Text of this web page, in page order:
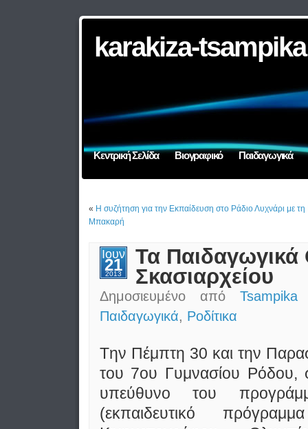
karakiza-tsampika
Κεντρική Σελίδα Βιογραφικό Παιδαγωγικά
« Η συζήτηση για την Εκπαίδευση στο Ράδιο Λυχνάρι με
Μπακαρή
Ιουν
21
2013
Τα
Σκασιαρχείου
Δημοσιευμένο από Tsampika
Παιδαγωγικά, Ροδίτικα
Tην Πέμπτη 30 και την
του 7ου Γυμνασίου Ρόδου,
υπεύθυνο του
(εκπαιδευτικό